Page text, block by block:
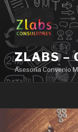
contenido
ZLABS –
Asesoría Convenio